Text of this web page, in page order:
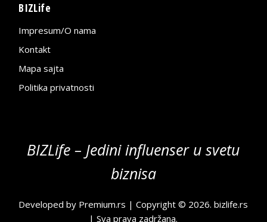
BIZLife
Impresum/O nama
Kontakt
Mapa sajta
Politika privatnosti
BIZLife – Jedini influenser u svetu
biznisa
Developed by Premium.rs | Copyright © 2026.bizlife.rs
| Sva prava zadržana.